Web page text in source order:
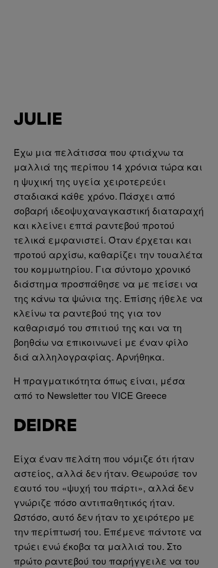
JULIE
Έχω μια πελάτισσα που φτιάχνω τα
μαλλιά της περίπου 14 χρόνια τώρα και
η ψυχική της υγεία χειροτερεύει
σταδιακά κάθε χρόνο. Πάσχει από
σοβαρή ιδεοψυχαναγκαστική διαταραχή
και κλείνει επτά ραντεβού προτού
τελικά εμφανιστεί. Όταν έρχεται και
προτού αρχίσω, καθαρίζει την τουαλέτα
του κομμωτηρίου. Για σύντομο χρονικό
διάστημα προσπάθησε να με πείσει να
της κάνω τα ψώνια της. Επίσης ήθελε να
κλείνω τα ραντεβού της για τον
καθαρισμό του σπιτιού της και να τη
βοηθάω να επικοινωνεί με έναν φίλο
διά αλληλογραφίας. Αρνήθηκα.
Η πραγματικότητα όπως είναι, μέσα
από το Newsletter του VICE Greece
DEIDRE
Είχα έναν πελάτη που νόμιζε ότι ήταν
αστείος, αλλά δεν ήταν. Θεωρούσε τον
εαυτό του «ψυχή του πάρτι», αλλά δεν
γνώριζε πόσο αντιπαθητικός ήταν.
Ωστόσο, αυτό δεν ήταν το χειρότερο με
την περίπτωσή του. Επέμενε πάντοτε να
τρώει ενώ έκοβα τα μαλλιά του. Στο
πρώτο ραντεβού του παρήγγειλε να του